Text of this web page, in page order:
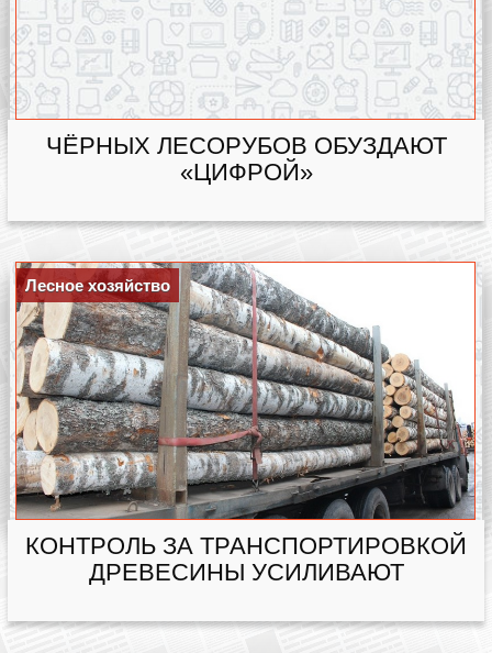
ЧЁРНЫХ ЛЕСОРУБОВ ОБУЗДАЮТ
«ЦИФРОЙ»
Лесное хозяйство
КОНТРОЛЬ ЗА ТРАНСПОРТИРОВКОЙ
ДРЕВЕСИНЫ УСИЛИВАЮТ